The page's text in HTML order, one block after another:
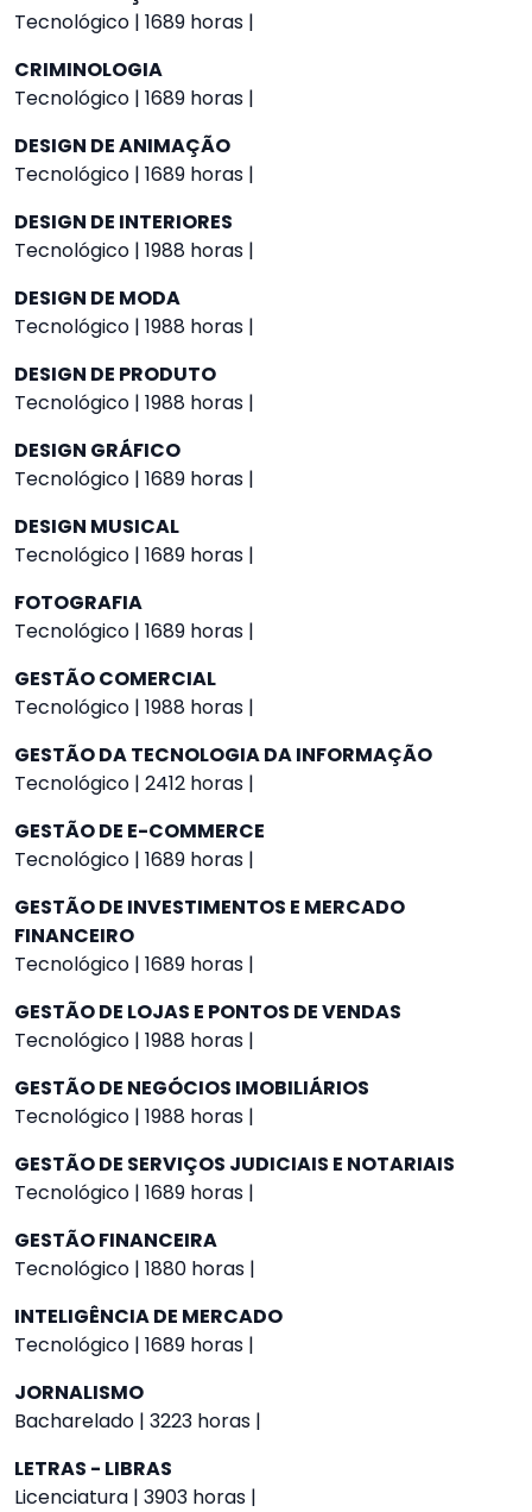
Tecnológico | 1689 horas |
CRIMINOLOGIA
Tecnológico | 1689 horas |
DESIGN DE ANIMAÇÃO
Tecnológico | 1689 horas |
DESIGN DE INTERIORES
Tecnológico | 1988 horas |
DESIGN DE MODA
Tecnológico | 1988 horas |
DESIGN DE PRODUTO
Tecnológico | 1988 horas |
DESIGN GRÁFICO
Tecnológico | 1689 horas |
DESIGN MUSICAL
Tecnológico | 1689 horas |
FOTOGRAFIA
Tecnológico | 1689 horas |
GESTÃO COMERCIAL
Tecnológico | 1988 horas |
GESTÃO DA TECNOLOGIA DA INFORMAÇÃO
Tecnológico | 2412 horas |
GESTÃO DE E-COMMERCE
Tecnológico | 1689 horas |
GESTÃO DE INVESTIMENTOS E MERCADO
FINANCEIRO
Tecnológico | 1689 horas |
GESTÃO DE LOJAS E PONTOS DE VENDAS
Tecnológico | 1988 horas |
GESTÃO DE NEGÓCIOS IMOBILIÁRIOS
Tecnológico | 1988 horas |
GESTÃO DE SERVIÇOS JUDICIAIS E NOTARIAIS
Tecnológico | 1689 horas |
GESTÃO FINANCEIRA
Tecnológico | 1880 horas |
INTELIGÊNCIA DE MERCADO
Tecnológico | 1689 horas |
JORNALISMO
Bacharelado | 3223 horas |
LETRAS - LIBRAS
Licenciatura | 3903 horas |